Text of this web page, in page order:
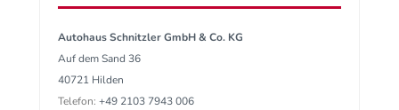
Autohaus Schnitzler GmbH & Co. KG
Auf dem Sand 36
40721 Hilden
Telefon: +49 2103 7943 006